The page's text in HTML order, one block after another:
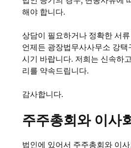
해야 합니다.
상담이 필요하거나 정확한 서
언제든 광장법무사사무소 강
시기 바랍니다. 저희는 신속하
리를 약속드립니다.
감사합니다.
주주총회와 이사
법인에 있어서 주주총회와 이